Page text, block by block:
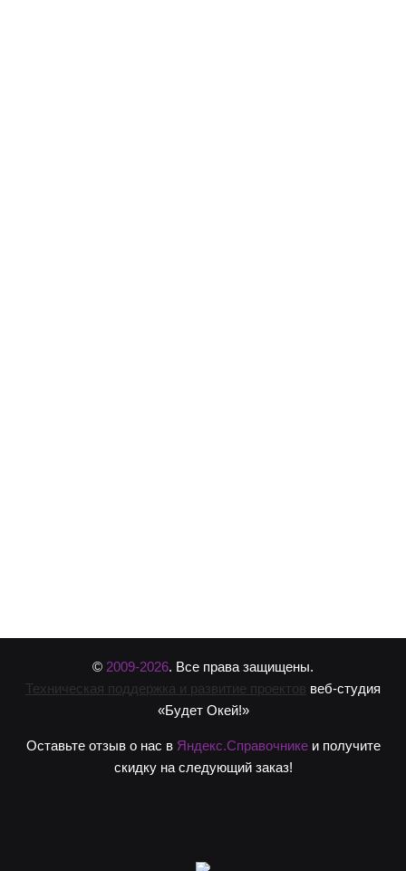
© 2009-2026. Все права защищены.
Техническая поддержка и развитие проектов веб-студия
«Будет Окей!»
Оставьте отзыв о нас в Яндекс.Справочникеи получите
скидку на следующий заказ!